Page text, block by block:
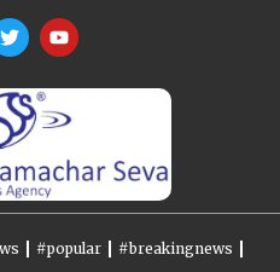
#popular #breakingnews